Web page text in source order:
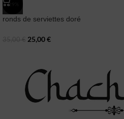
-29%
ronds de serviettes doré
25,00€